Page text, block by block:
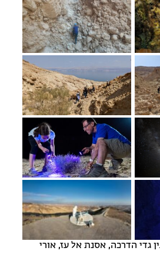
למבוגרים
גדי הדרכה, אסנת אל עז, אורי